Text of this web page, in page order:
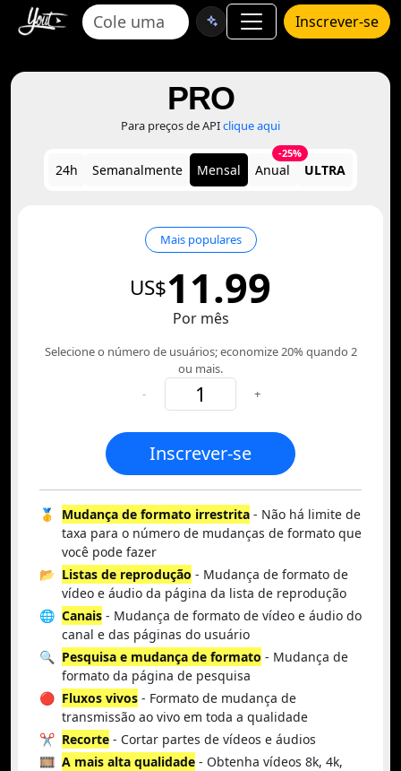
Inscrever-se
PRO
Para preços de APIclique aqui
24h Semanalmente Mensal Anual
-25%
ULTRA
Mais populares
US$11.99
Por mês
Selecione o número de usuários; economize 20% quando 2
ou mais.
-
+
Inscrever-se
🥇 Mudança de formato irrestrita - Não há limite de
taxa para o número de mudanças de formato que
você pode fazer
📂 Listas de reprodução - Mudança de formato de
vídeo e áudio da página da lista de reprodução
🌐 Canais - Mudança de formato de vídeo e áudio do
canal e das páginas do usuário
🔍 Pesquisa e mudança de formato - Mudança de
formato da página de pesquisa
🔴 Fluxos vivos - Formato de mudança de
transmissão ao vivo em toda a qualidade
✂️ Recorte - Cortar partes de vídeos e áudios
🎞️ A mais alta qualidade - Obtenha vídeos 8k, 4k,